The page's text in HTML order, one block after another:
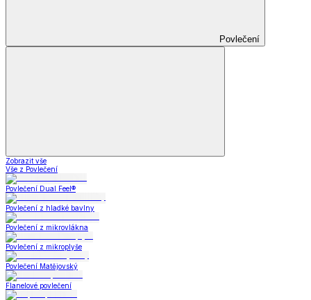
Povlečení
Zobrazit vše
Vše z Povlečení
Povlečení Dual Feel®
Povlečení z hladké bavlny
Povlečení z mikrovlákna
Povlečení z mikroplyše
Povlečení Matějovský
Flanelové povlečení